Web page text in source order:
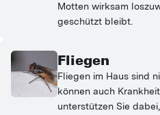
Motten wirksam
geschützt bleibt.
Fliegen
Fliegen im Haus sind
können auch
unterstützen Sie